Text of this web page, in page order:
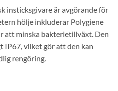
insticksgivare är avgörande för
hölje inkluderar Polygiene
att minska bakterietillväxt. Den
IP67, vilket gör att den kan
rengöring.